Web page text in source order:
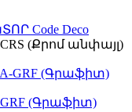
Code Deco
CRS (Քրոմ անփայլ)
GRF (Գրաֆիտ)